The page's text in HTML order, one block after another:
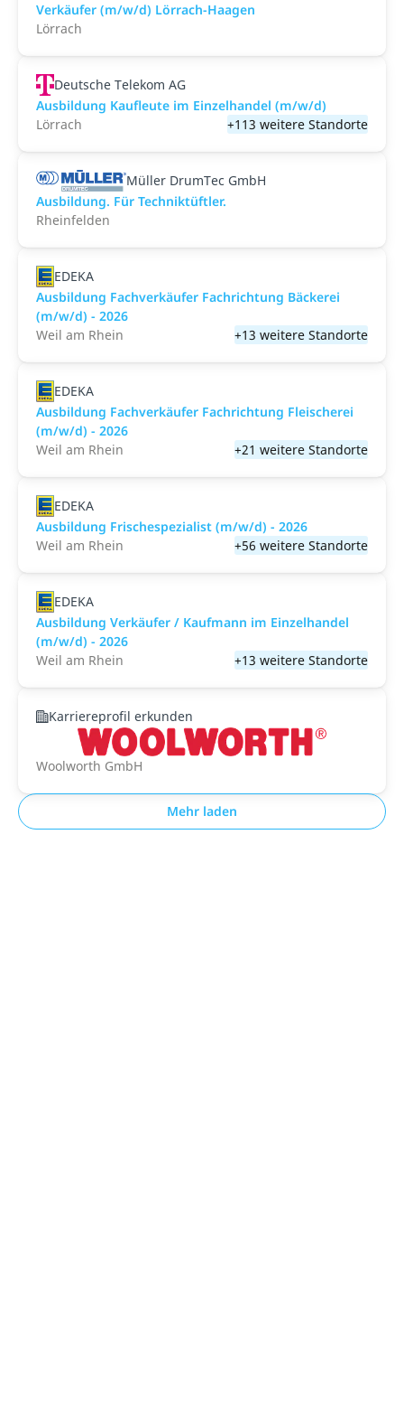
Verkäufer (m/w/d) Lörrach-Haagen
Lörrach
Deutsche Telekom AG
Ausbildung Kaufleute im Einzelhandel (m/w/d)
Lörrach
+113 weitere Standorte
Müller DrumTec GmbH
Ausbildung. Für Techniktüftler.
Rheinfelden
EDEKA
Ausbildung Fachverkäufer Fachrichtung Bäckerei
(m/w/d) - 2026
Weil am Rhein
+13 weitere Standorte
EDEKA
Ausbildung Fachverkäufer Fachrichtung Fleischerei
(m/w/d) - 2026
Weil am Rhein
+21 weitere Standorte
EDEKA
Ausbildung Frischespezialist (m/w/d) - 2026
Weil am Rhein
+56 weitere Standorte
EDEKA
Ausbildung Verkäufer / Kaufmann im Einzelhandel
(m/w/d) - 2026
Weil am Rhein
+13 weitere Standorte
Karriereprofil erkunden
Woolworth GmbH
Mehr laden